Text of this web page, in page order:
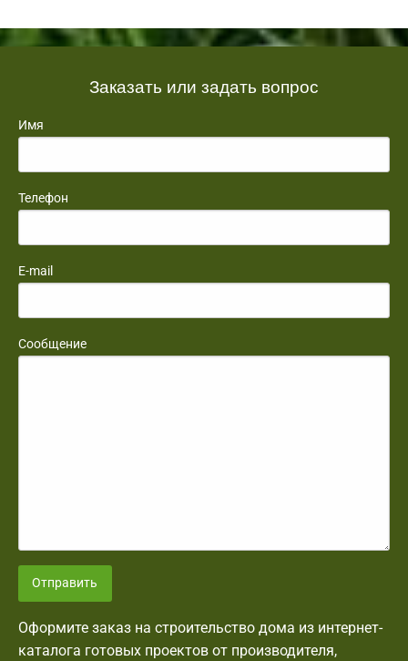
Заказать или задать вопрос
Имя
Телефон
E-mail
Сообщение
Отправить
Оформите заказ на строительство дома из интернет-
каталога готовых проектов от производителя,